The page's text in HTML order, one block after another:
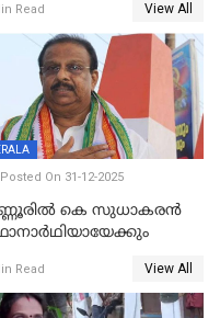
Read View All
Posted On 31-12-2025
കെ സുധാകരൻ
Read View All